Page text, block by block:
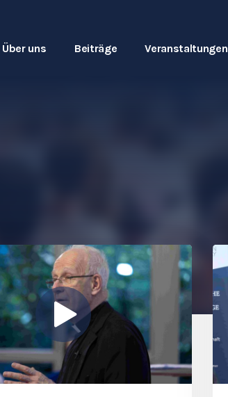
Über uns Beiträge Veranstaltungen